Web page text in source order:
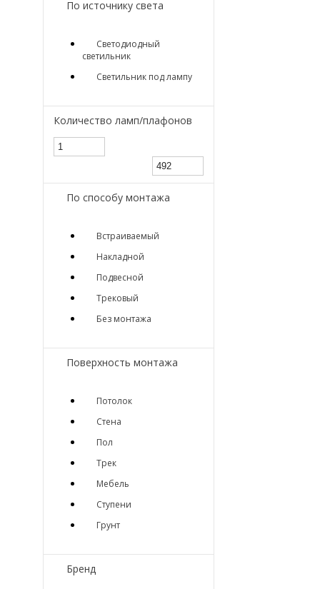
По источнику света
Светодиодный
светильник
Светильник под лампу
Количество ламп/плафонов
По способу монтажа
Встраиваемый
Накладной
Подвесной
Трековый
Без монтажа
Поверхность монтажа
Потолок
Стена
Пол
Трек
Мебель
Ступени
Грунт
Бренд